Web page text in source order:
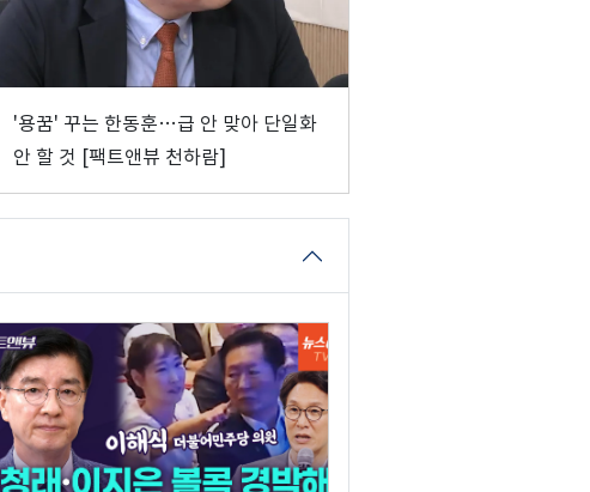
'용꿈' 꾸는 한동훈…급 안 맞아 단일화
안 할 것 [팩트앤뷰 천하람]